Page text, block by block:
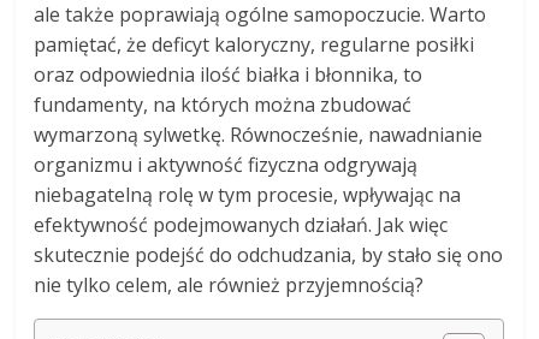
ale także poprawiają ogólne samopoczucie. Warto
pamiętać, że deficyt kaloryczny, regularne posiłki
oraz odpowiednia ilość białka i błonnika, to
fundamenty, na których można zbudować
wymarzoną sylwetkę. Równocześnie, nawadnianie
organizmu i aktywność fizyczna odgrywają
niebagatelną rolę w tym procesie, wpływając na
efektywność podejmowanych działań. Jak więc
skutecznie podejść do odchudzania, by stało się ono
nie tylko celem, ale również przyjemnością?